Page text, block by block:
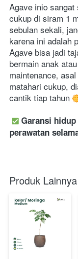
Agave inio
cukup di siram 1
sebulan sekali,
karena ini adalah
Agave bisa jadi
bermain anak
maintenance,
matahari cukup,
cantik tiap tahun
Garansi hidup
perawatan
Produk Lainnya